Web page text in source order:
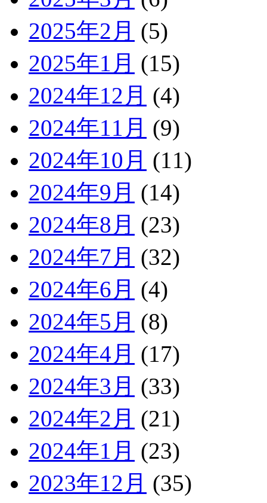
2025年2月 (5)
2025年1月 (15)
2024年12月 (4)
2024年11月 (9)
2024年10月 (11)
2024年9月 (14)
2024年8月 (23)
2024年7月 (32)
2024年6月 (4)
2024年5月 (8)
2024年4月 (17)
2024年3月 (33)
2024年2月 (21)
2024年1月 (23)
2023年12月 (35)